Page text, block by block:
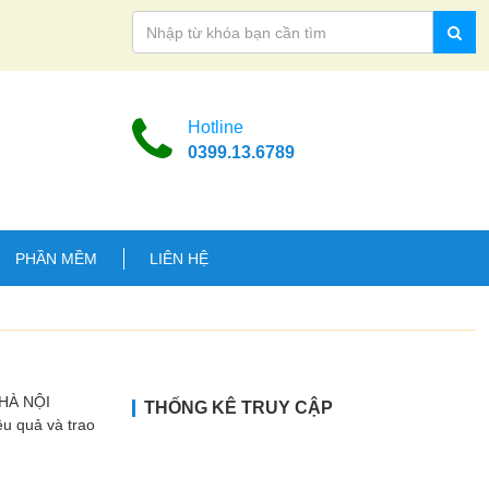
Hotline
0399.13.6789
PHẦN MỀM LIÊN HỆ
HÀ NỘI
quả và trao
THỐNG KÊ TRUY CẬP